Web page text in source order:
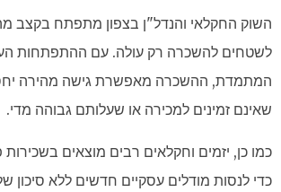
השוק החקלאי והנדל"ן בצפון מתפתח בקצב
לשטחים להשכרה רק עולה. עם ההתפתחות
המתמדת, ההשכרה מאפשרת גישה מהירה
שאינם זמינים למכירה או שעלותם גבוהה מדי.
כמו כן, יזמים וחקלאים רבים מוצאים בשכירות
כדי לנסות מודלים עסקיים חדשים ללא סיכון